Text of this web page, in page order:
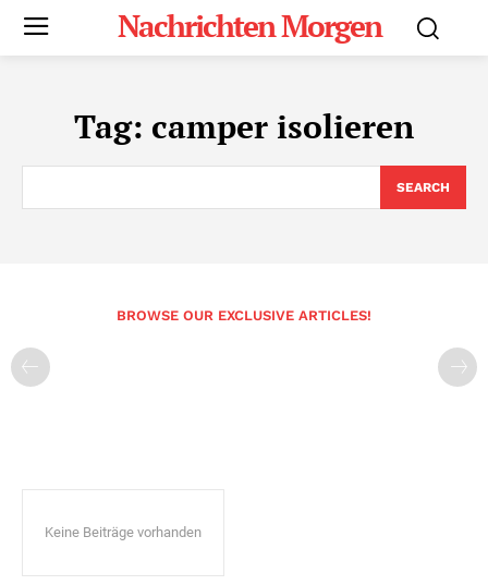
Nachrichten Morgen
Tag: camper isolieren
SEARCH
BROWSE OUR EXCLUSIVE ARTICLES!
Keine Beiträge vorhanden